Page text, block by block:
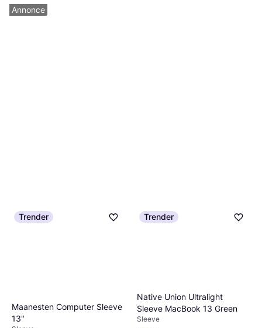
Trender
Maanesten Computer Sleeve
13"
Trender
Native Union Ultralight
Sleeve MacBook 13 Green
Sleeve
Annonce